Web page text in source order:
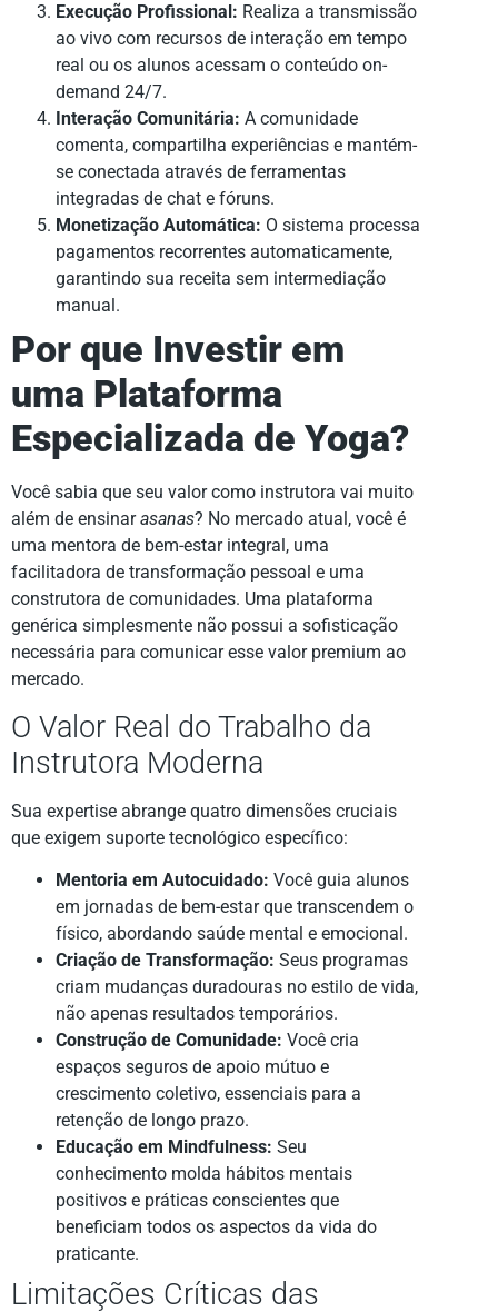
Execução Profissional: Realiza a transmissão
ao vivo com recursos de interação em tempo
real ou os alunos acessam o conteúdo on-
demand 24/7.
Interação Comunitária: A comunidade
comenta, compartilha experiências e mantém-
se conectada através de ferramentas
integradas de chat e fóruns.
Monetização Automática: O sistema processa
pagamentos recorrentes automaticamente,
garantindo sua receita sem intermediação
manual.
Por que Investir em
uma Plataforma
Especializada de Yoga?
Você sabia que seu valor como instrutora vai muito
além de ensinarasanas? No mercado atual, você é
uma mentora de bem-estar integral, uma
facilitadora de transformação pessoal e uma
construtora de comunidades. Uma plataforma
genérica simplesmente não possui a sofisticação
necessária para comunicar esse valor premium ao
mercado.
O Valor Real do Trabalho da
Instrutora Moderna
Sua expertise abrange quatro dimensões cruciais
que exigem suporte tecnológico específico:
Mentoria em Autocuidado: Você guia alunos
em jornadas de bem-estar que transcendem o
físico, abordando saúde mental e emocional.
Criação de Transformação: Seus programas
criam mudanças duradouras no estilo de vida,
não apenas resultados temporários.
Construção de Comunidade: Você cria
espaços seguros de apoio mútuo e
crescimento coletivo, essenciais para a
retenção de longo prazo.
Educação em Mindfulness: Seu
conhecimento molda hábitos mentais
positivos e práticas conscientes que
beneficiam todos os aspectos da vida do
praticante.
Limitações Críticas das